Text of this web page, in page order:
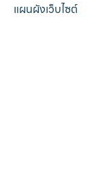
แผนผังเว็บไซต์